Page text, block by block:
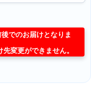
でのお届けとなりま
変更ができません。